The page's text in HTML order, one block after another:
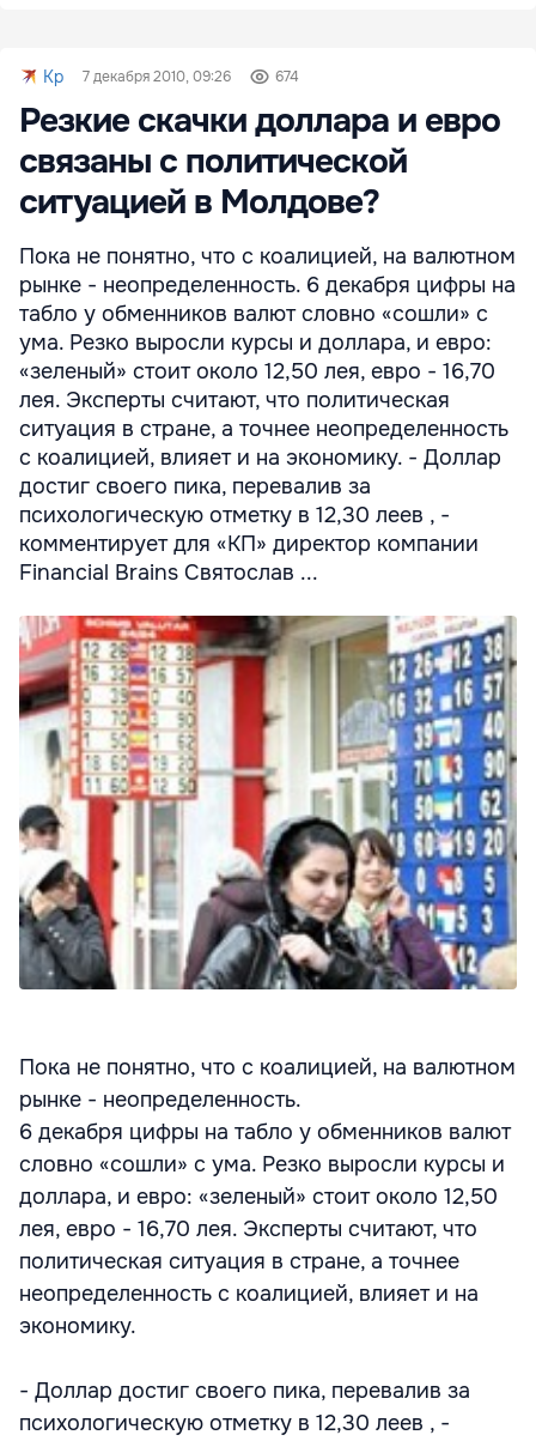
Kp 7 декабря 2010, 09:26 674
Резкие скачки доллара и евро
связаны с политической
ситуацией в Молдове?
Пока не понятно, что с коалицией, на валютном
рынке - неопределенность. 6 декабря цифры на
табло у обменников валют словно «сошли» с
ума. Резко выросли курсы и доллара, и евро:
«зеленый» стоит около 12,50 лея, евро - 16,70
лея. Эксперты считают, что политическая
ситуация в стране, а точнее неопределенность
с коалицией, влияет и на экономику. - Доллар
достиг своего пика, перевалив за
психологическую отметку в 12,30 леев , -
комментирует для «КП» директор компании
Financial Brains Святослав ...
Пока не понятно, что с коалицией, на валютном
рынке - неопределенность.
6 декабря цифры на табло у обменников валют
словно «сошли» с ума. Резко выросли курсы и
доллара, и евро: «зеленый» стоит около 12,50
лея, евро - 16,70 лея. Эксперты считают, что
политическая ситуация в стране, а точнее
неопределенность с коалицией, влияет и на
экономику.
- Доллар достиг своего пика, перевалив за
психологическую отметку в 12,30 леев , -